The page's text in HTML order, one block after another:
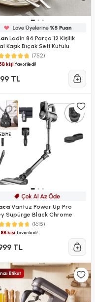
Ladin 84 Parça 12 Kişilik
Kaşık Bıçak Seti Kutulu
(752)
kişifavoriledi!
TL
Vantuz Power Up Pro
Süpürge Black Chrome
(1615)
kişifavoriledi!
TL